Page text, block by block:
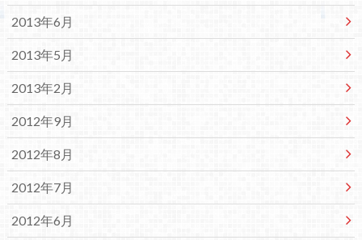
2013年6月
2013年5月
2013年2月
2012年9月
2012年8月
2012年7月
2012年6月